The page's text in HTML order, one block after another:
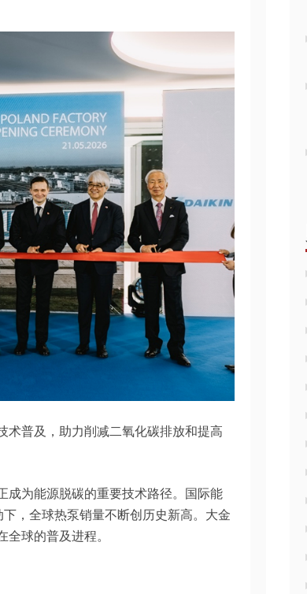
术普及，助力削减二氧化碳排放和提高
成为能源脱碳的重要技术路径。国际能
，全球热泵销量不断创历史新高。大金
球的普及进程。